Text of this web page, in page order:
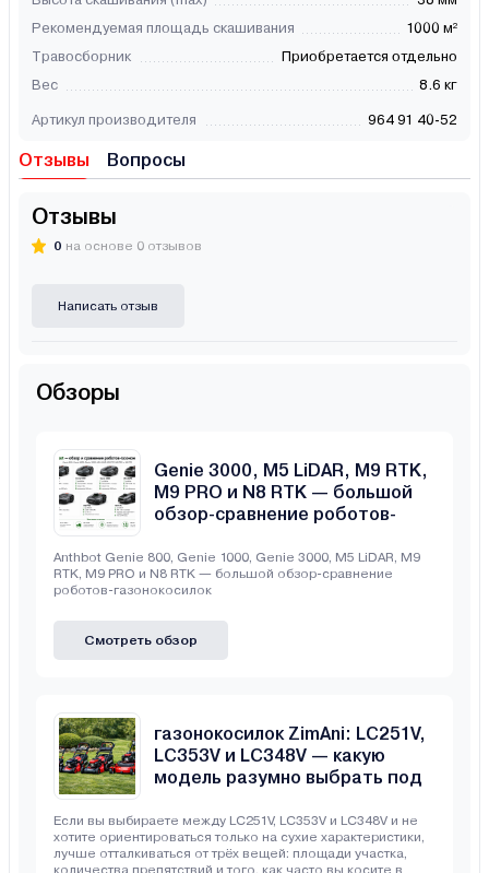
Рекомендуемая площадь скашивания
1000 м²
Травосборник
Приобретается отдельно
Вес
8.6 кг
Артикул производителя 964 91 40-52
Отзывы Вопросы
Отзывы
0 на основе 0 отзывов
Написать отзыв
Обзоры
Genie 3000, M5 LiDAR, M9 RTK,
M9 PRO и N8 RTK — большой
обзор-сравнение роботов-
Anthbot Genie 800, Genie 1000, Genie 3000, M5 LiDAR, M9
RTK, M9 PRO и N8 RTK — большой обзор-сравнение
роботов-газонокосилок
Смотреть обзор
газонокосилок ZimAni: LC251V,
LC353V и LC348V — какую
модель разумно выбрать под
Если вы выбираете между LC251V, LC353V и LC348V и не
хотите ориентироваться только на сухие характеристики,
лучше отталкиваться от трёх вещей: площади участка,
количества препятствий и того, как часто вы косите в